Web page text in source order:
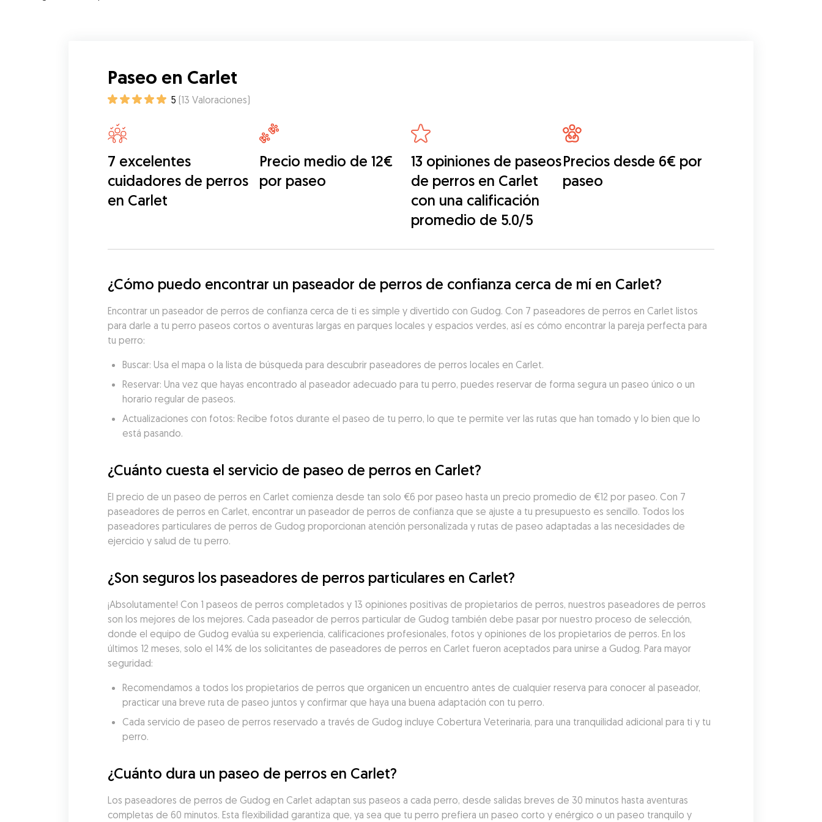
Paseo en Carlet
5 (13 Valoraciones)
7 excelentes
cuidadores de perros
en Carlet
Precio medio de 12€
por paseo
13 opiniones de paseos
de perros en Carlet
con una calificación
promedio de 5.0/5
Precios desde 6€ por
paseo
¿Cómo puedo encontrar un paseador de perros de confianza cerca de mí en Carlet?
Encontrar un paseador de perros de confianza cerca de ti es simple y divertido con Gudog. Con 7 paseadores de perros en Carlet listos
para darle a tu perro paseos cortos o aventuras largas en parques locales y espacios verdes, así es cómo encontrar la pareja perfecta para
tu perro:
Buscar: Usa el mapa o la lista de búsqueda para descubrir paseadores de perros locales en Carlet.
Reservar: Una vez que hayas encontrado al paseador adecuado para tu perro, puedes reservar de forma segura un paseo único o un
horario regular de paseos.
Actualizaciones con fotos: Recibe fotos durante el paseo de tu perro, lo que te permite ver las rutas que han tomado y lo bien que lo
está pasando.
¿Cuánto cuesta el servicio de paseo de perros en Carlet?
El precio de un paseo de perros en Carlet comienza desde tan solo €6 por paseo hasta un precio promedio de €12 por paseo. Con 7
paseadores de perros en Carlet, encontrar un paseador de perros de confianza que se ajuste a tu presupuesto es sencillo. Todos los
paseadores particulares de perros de Gudog proporcionan atención personalizada y rutas de paseo adaptadas a las necesidades de
ejercicio y salud de tu perro.
¿Son seguros los paseadores de perros particulares en Carlet?
¡Absolutamente! Con 1 paseos de perros completados y 13 opiniones positivas de propietarios de perros, nuestros paseadores de perros
son los mejores de los mejores. Cada paseador de perros particular de Gudog también debe pasar por nuestro proceso de selección,
donde el equipo de Gudog evalúa su experiencia, calificaciones profesionales, fotos y opiniones de los propietarios de perros. En los
últimos 12 meses, solo el 14% de los solicitantes de paseadores de perros en Carlet fueron aceptados para unirse a Gudog. Para mayor
seguridad:
Recomendamos a todos los propietarios de perros que organicen un encuentro antes de cualquier reserva para conocer al paseador,
practicar una breve ruta de paseo juntos y confirmar que haya una buena adaptación con tu perro.
Cada servicio de paseo de perros reservado a través de Gudog incluye Cobertura Veterinaria, para una tranquilidad adicional para ti y tu
perro.
¿Cuánto dura un paseo de perros en Carlet?
Los paseadores de perros de Gudog en Carlet adaptan sus paseos a cada perro, desde salidas breves de 30 minutos hasta aventuras
completas de 60 minutos. Esta flexibilidad garantiza que, ya sea que tu perro prefiera un paseo corto y enérgico o un paseo tranquilo y